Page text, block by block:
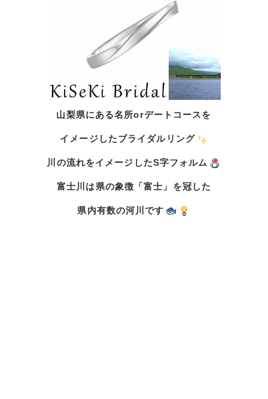
山梨県にある名所orデートコースを
イメージしたブライダルリング
川の流れをイメージしたS字フォルム
富士川は県の象徴「富士」を冠した
県内有数の河川です